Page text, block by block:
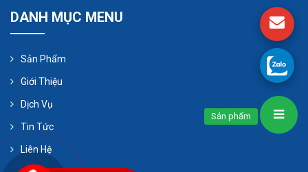
DANH MỤC MENU
Sản Phẩm
Giới Thiệu
Dịch Vụ
Tin Tức
Liên Hệ
Sản phẩm